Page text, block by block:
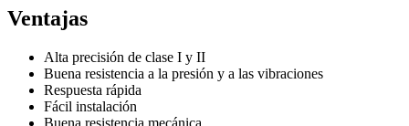
Ventajas
Alta precisión de clase I y II
Buena resistencia a la presión y a las vibraciones
Respuesta rápida
Fácil instalación
Buena resistencia mecánica